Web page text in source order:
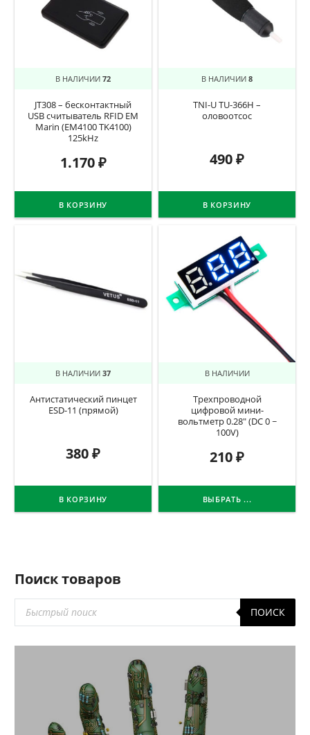
В НАЛИЧИИ 72
JT308 – бесконтактный
USB считыватель RFID EM
Marin (EM4100 TK4100)
125kHz
1.170₽
В КОРЗИНУ
В НАЛИЧИИ 8
TNI-U TU-366H –
оловоотсос
490₽
В КОРЗИНУ
В НАЛИЧИИ 37
Антистатический пинцет
ESD-11 (прямой)
380₽
В КОРЗИНУ
В НАЛИЧИИ
Трехпроводной
цифровой мини-
вольтметр 0.28″ (DC 0 ~
100V)
210₽
ВЫБРАТЬ ...
Поиск товаров
товаров
ПОИСК